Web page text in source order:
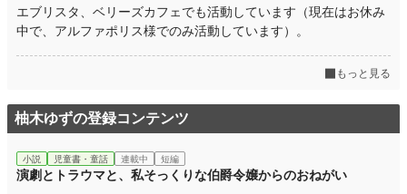
エブリスタ、ベリーズカフェでも活動しています（現在はお休み
中で、アルファポリス様でのみ活動しています）。
もっと見る
柚木ゆずの登録コンテンツ
小説 児童書・童話 連載中 短編
演劇とトラウマと、私そっくりな伯爵令嬢からのおねがい